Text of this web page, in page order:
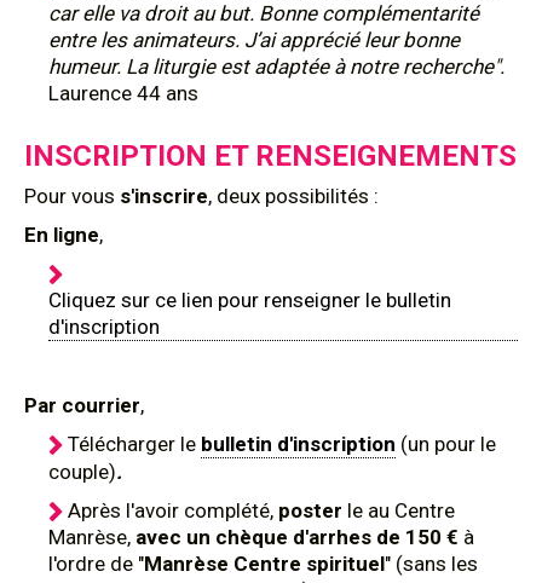
car elle va droit au but. Bonne complémentarité
entre les animateurs. J’ai apprécié leur bonne
humeur. La liturgie est adaptée à notre recherche".
Laurence 44 ans
INSCRIPTION ET RENSEIGNEMENTS
Pour vous s'inscrire, deux possibilités :
En ligne,
Cliquez sur ce lien pour renseigner le bulletin
d'inscription
Par courrier,
Télécharger le bulletin d'inscription (un pour le
couple).
Après l'avoir complété, poster le au Centre
Manrèse, avec un chèque d'arrhes de 150 € à
l'ordre de "Manrèse Centre spirituel" (sans les